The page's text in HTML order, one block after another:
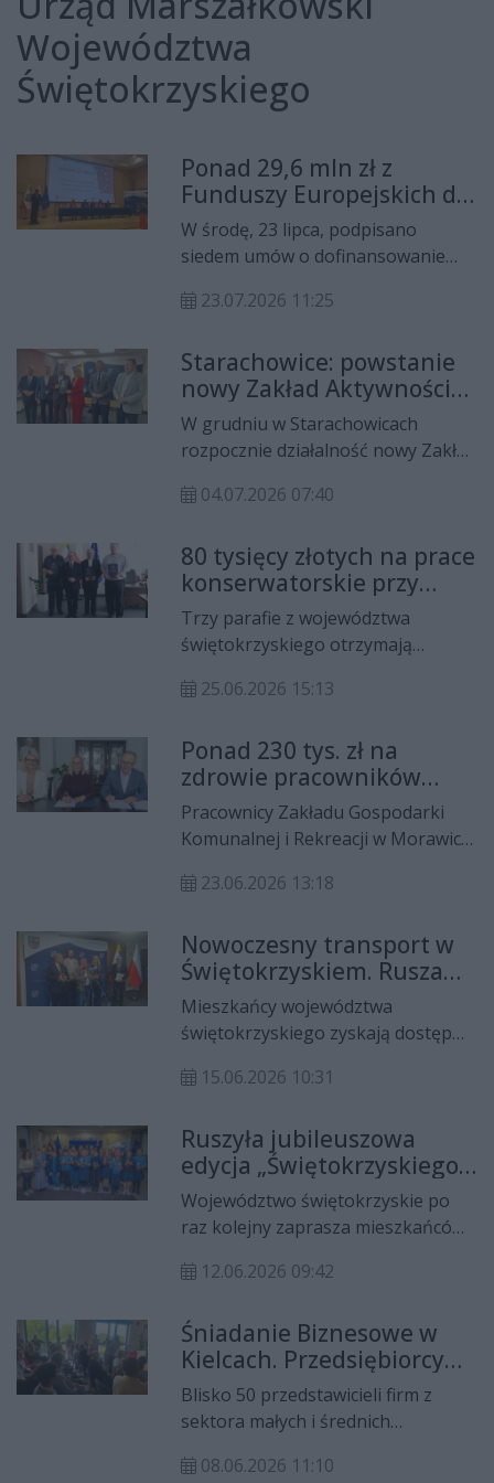
Województwa
Świętokrzyskiego
Ponad 29,6 mln zł z
Funduszy Europejskich dla
Świętokrzyskiego.
Podpisano siedem umów
W środę, 23 lipca, podpisano
siedem umów o dofinansowanie
programu Fundusze Europejskie
Do samorządów z regionu trafi
ponad 29,6 mln zł z Unii
Europejskiej i budżetu państwa na
inwestycje związane z poprawą
efektywności energetycznej,
modernizacją infrastruktury
transportu publicznego oraz
rewitalizacją miast.
23.07.2026 11:25
Starachowice: powstanie
nowy Zakład Aktywności
Zawodowej „Fabryka
Smaku”
W grudniu w Starachowicach
rozpocznie działalność nowy Zakład
Smaku”, który zapewni 17 miejsc
niepełnosprawnościami. Inwestycja
realizowana jest w ramach
współpracy samorządu
województwa świętokrzyskiego i
Gminy Starachowice przy wsparciu
Państwowego Funduszu
Niepełnosprawnych.
04.07.2026 07:40
80 tysięcy złotych na prace
konserwatorskie przy
zabytkach w regionie
świętokrzyskim
Trzy parafie z województwa
świętokrzyskiego otrzymają
prac konserwatorskich,
przy obiektach wpisanych do
rejestru zabytków. Łączna wartość
przyznanych dotacji wynosi 80 tys.
zł.
25.06.2026 15:13
Ponad 230 tys. zł na
zdrowie pracowników
ZGKiR w Morawicy
Pracownicy Zakładu Gospodarki
Komunalnej i Rekreacji w Morawicy
programu profilaktyki zdrowotnej.
Województwa Świętokrzyskiego
podpisano umowę na realizację
projektu „Zdrowie+”, który
otrzymał ponad 230 tys. zł
dofinansowania z Europejskiego
Funduszu Społecznego.
23.06.2026 13:18
Nowoczesny transport w
Świętokrzyskiem. Rusza
system Time4BUS
Mieszkańcy województwa
świętokrzyskiego zyskają dostęp
informacji pasażerskiej. Urząd
Świętokrzyskiego wdraża aplikację
Time4BUS, która umożliwi
śledzenie autobusów i pociągów w
czasie rzeczywistym oraz ułatwi
planowanie podróży po regionie.
15.06.2026 10:31
Ruszyła jubileuszowa
edycja „Świętokrzyskiego
Podróżnika
Europejskiego”. Do
odkrycia 32 wyjątkowe
atrakcje regionu
Województwo świętokrzyskie po
raz kolejny zaprasza mieszkańców i
poznawania regionu. Na
oficjalnie zainaugurowano
tegoroczną edycję paszportu
turystycznego „Świętokrzyski
Podróżnik Europejski” – popularnej
wakacyjnej akcji promującej
najciekawsze miejsca rozwijające
12.06.2026 09:42
Śniadanie Biznesowe w
Kielcach. Przedsiębiorcy
rozmawiali o komunikacji i
budowaniu marki
Blisko 50 przedstawicieli firm z
sektora małych i średnich
przedsiębiorstw oraz jednostek
08.06.2026 11:10